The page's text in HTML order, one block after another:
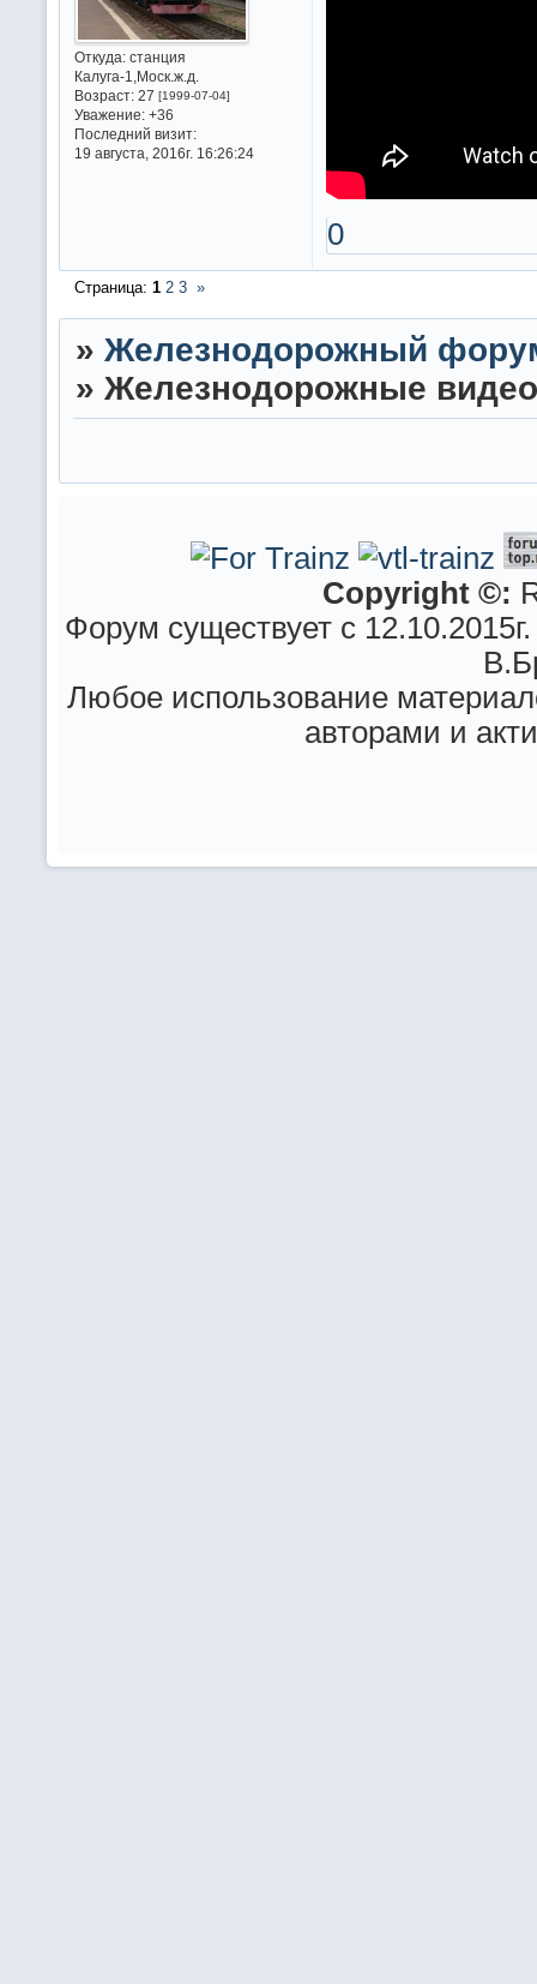
Откуда:станция
Калуга-1,Моск.ж.д.
Возраст:27 [1999-07-04]
Уважение: +36
Последний визит:
19 августа, 2016г. 16:26:24
0
Страница: 1 2 3 »
» Железнодорожный
» Железнодорожные
Copyright ©:
Форум существует с
Любое использование
авторами и